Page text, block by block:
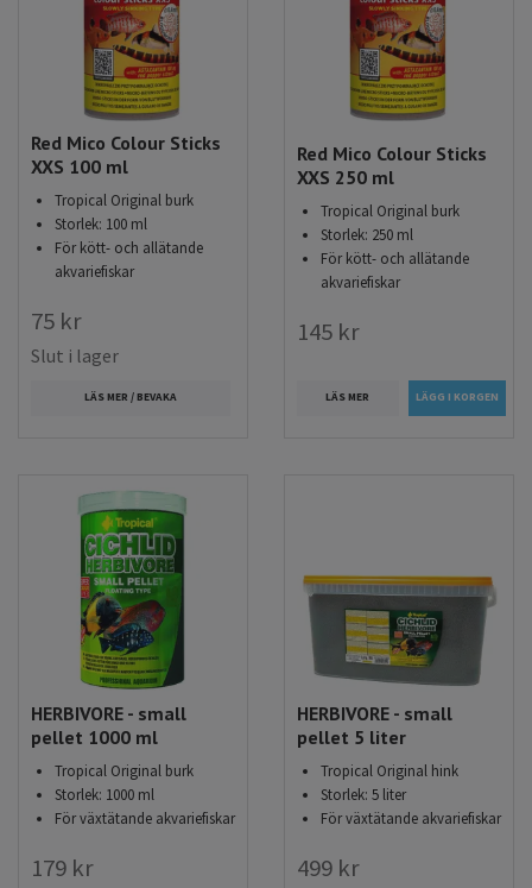
Red Mico Colour Sticks
XXS 100 ml
Tropical Original burk
Storlek: 100 ml
För kött- och allätande
akvariefiskar
75 kr
Slut i lager
LÄS MER / BEVAKA
Red Mico Colour Sticks
XXS 250 ml
Tropical Original burk
Storlek: 250 ml
För kött- och allätande
akvariefiskar
145 kr
LÄS MER
HERBIVORE - small
pellet 1000 ml
Tropical Original burk
Storlek: 1000 ml
För växtätande akvariefiskar
179 kr
HERBIVORE - small
pellet 5 liter
Tropical Original hink
Storlek: 5 liter
För växtätande akvariefiskar
499 kr